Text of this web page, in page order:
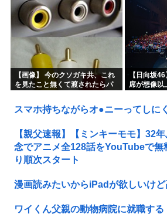
【画像】 今のクソガキ共、これ
を見たこと無くて渡されたらパ
ｗｗｗｗｗ
【日向坂
席が想像
スマホ持ちながらオ●ニーってしに
【親父速報】【ミンキーモモ】32
念でアニメ全128話をYouTubeで無
り順次スタート
漫画読みたいからiPadが欲しいけ
ワイくん父親の動物病院に就職する